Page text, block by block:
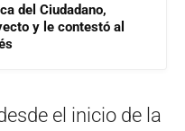
del Ciudadano,
y le contestó al
el inicio de la